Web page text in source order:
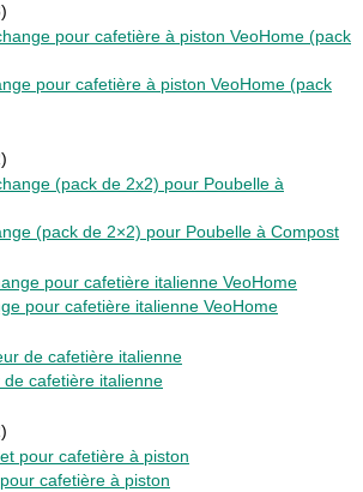
pour cafetière à piston VeoHome (pack
(pack de 2×2) pour Poubelle à Compost
pour cafetière italienne VeoHome
cafetière italienne
cafetière à piston